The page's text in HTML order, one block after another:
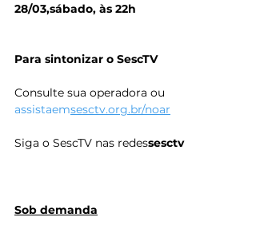
28/03,sábado, às 22h
Para sintonizar o SescTV
Consulte sua operadora ou
assistaemsesctv.org.br/noar
Siga o SescTV nas redessesctv
Sob demanda